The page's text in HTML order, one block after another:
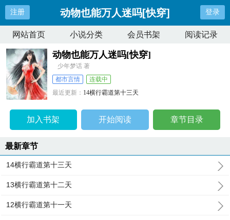
注册 动物也能万人迷吗[快穿] 登录
网站首页 小说分类 会员书架 阅读记录
动物也能万人迷吗[快穿]
少年梦话 著
都市言情
连载中
最近更新： 14横行霸道第十三天
加入书架 开始阅读 章节目录
最新章节
14横行霸道第十三天
13横行霸道第十二天
12横行霸道第十一天